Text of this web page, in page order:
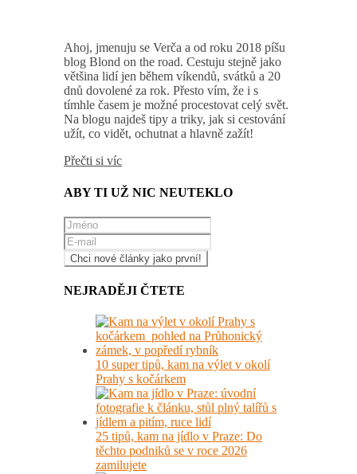
Ahoj, jmenuju se Verča a od roku 2018 píšu
blog Blond on the road. Cestuju stejně jako
většina lidí jen během víkendů, svátků a 20
dnů dovolené za rok. Přesto vím, že i s
tímhle časem je možné procestovat celý svět.
Na blogu najdeš tipy a triky, jak si cestování
užít, co vidět, ochutnat a hlavně zažít!
Přečti si víc
ABY TI UŽ NIC NEUTEKLO
NEJRADĚJI ČTETE
10 super tipů, kam na výlet v okolí
Prahy s kočárkem
25 tipů, kam na jídlo v Praze: Do
těchto podniků se v roce 2026
zamilujete